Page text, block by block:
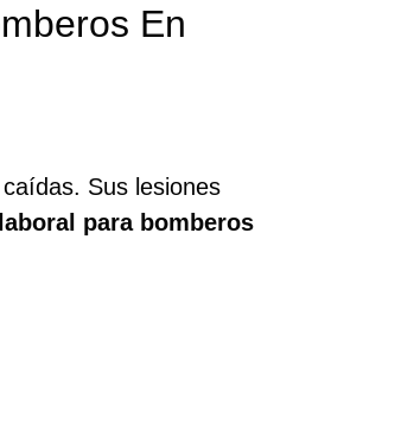
En
Sus lesiones
para bomberos